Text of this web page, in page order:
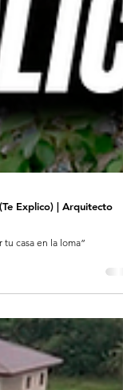
Explico) | Arquitecto